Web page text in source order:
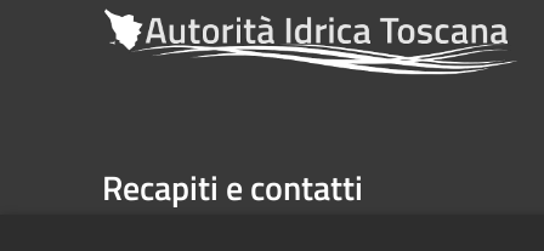
Recapiti e contatti